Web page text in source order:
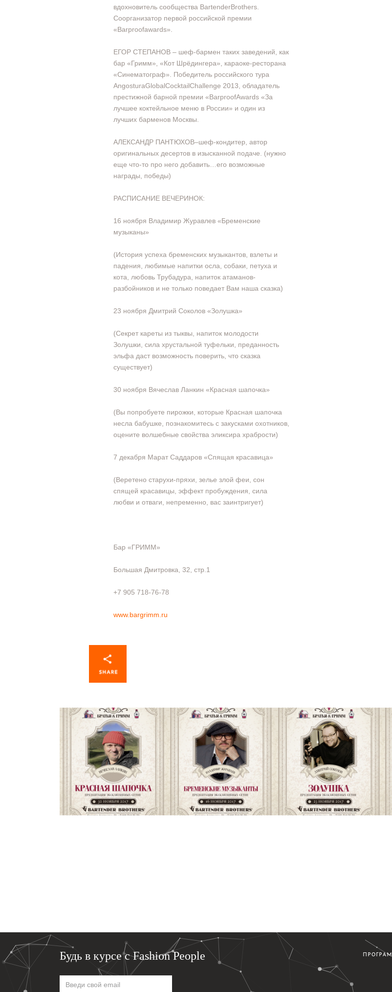
вдохновитель сообщества BartenderBrothers.
Соорганизатор первой российской премии
«Barproofawards».
ЕГОР СТЕПАНОВ – шеф-бармен таких заведений, как
бар «Гримм», «Кот Шрёдингера», караоке-ресторана
«Синематограф». Победитель российского тура
AngosturaGlobalCocktailChallenge 2013, обладатель
престижной барной премии «BarproofAwards «За
лучшее коктейльное меню в России» и один из
лучших барменов Москвы.
АЛЕКСАНДР ПАНТЮХОВ–шеф-кондитер, автор
оригинальных десертов в изысканной подаче. (нужно
еще что-то про него добавить…его возможные
награды, победы)
РАСПИСАНИЕ ВЕЧЕРИНОК:
16 ноября Владимир Журавлев «Бременские
музыканы»
(История успеха бременских музыкантов, взлеты и
падения, любимые напитки осла, собаки, петуха и
кота, любовь Трубадура, напиток атаманов-
разбойников и не только поведает Вам наша сказка)
23 ноября Дмитрий Соколов «Золушка»
(Секрет кареты из тыквы, напиток молодости
Золушки, сила хрустальной туфельки, преданность
эльфа даст возможность поверить, что сказка
существует)
30 ноября Вячеслав Ланкин «Красная шапочка»
(Вы попробуете пирожки, которые Красная шапочка
несла бабушке, познакомитесь с закусками охотников,
оцените волшебные свойства эликсира храбрости)
7 декабря Марат Саддаров «Спящая красавица»
(Веретено старухи-пряхи, зелье злой феи, сон
спящей красавицы, эффект пробуждения, сила
любви и отваги, непременно, вас заинтригует)
Бар «ГРИММ»
Большая Дмитровка, 32, стр.1
+7 905 718‑76-78
www.bargrimm.ru
БРАТЬЯ И ГРИММ НА
БОЛЬШОЙ
ДМИТРОВКЕ 1
БРАТЬЯ И ГРИММ НА
БОЛЬШОЙ
ДМИТРОВКЕ 2
БРАТЬЯ И ГРИММ НА
БОЛЬШОЙ
ДМИТРОВКЕ 3
Будь в курсе с Fashion People